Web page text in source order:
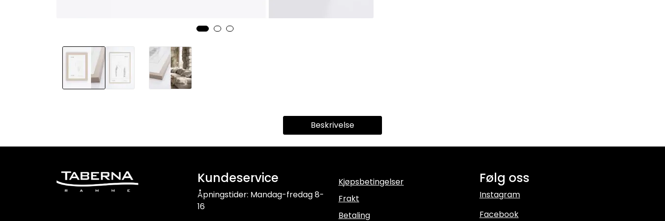
Beskrivelse
Kundeservice
Åpningstider: Mandag-fredag 8-
16
Kjøpsbetingelser
Frakt
Betaling
Følg oss
Instagram
Facebook